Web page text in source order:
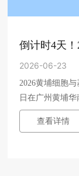
倒计时4天
企业名录新
号C09-10
2026-06-23
2026黄埔细胞
日在广州黄埔
出炉（持续更新
查看详情